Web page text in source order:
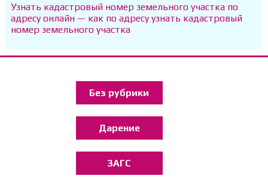
Узнать кадастровый номер земельного участка по
адресу онлайн — как по адресу узнать кадастровый
номер земельного участка
Без рубрики
Дарение
ЗАГС